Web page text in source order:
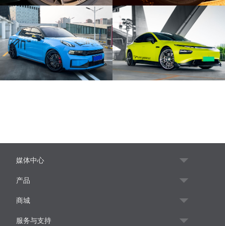
媒体中心
产品
商城
服务与支持